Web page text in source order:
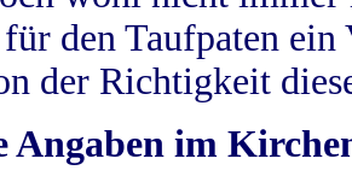
den Taufpaten
der Richtigkeit
Angaben im